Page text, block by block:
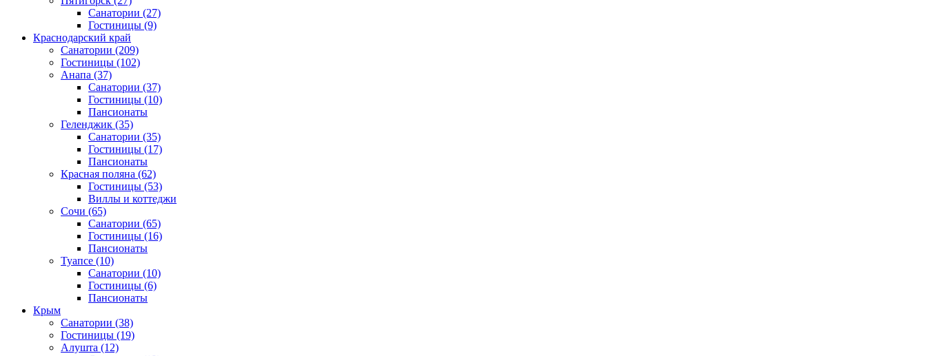
Санатории (27)
Гостиницы (9)
Краснодарский край
Санатории (209)
Гостиницы (102)
Анапа (37)
Санатории (37)
Гостиницы (10)
Пансионаты
Геленджик (35)
Санатории (35)
Гостиницы (17)
Пансионаты
Красная поляна (62)
Гостиницы (53)
Виллы и коттеджи
Сочи (65)
Санатории (65)
Гостиницы (16)
Пансионаты
Туапсе (10)
Санатории (10)
Гостиницы (6)
Пансионаты
Крым
Санатории (38)
Гостиницы (19)
Алушта (12)